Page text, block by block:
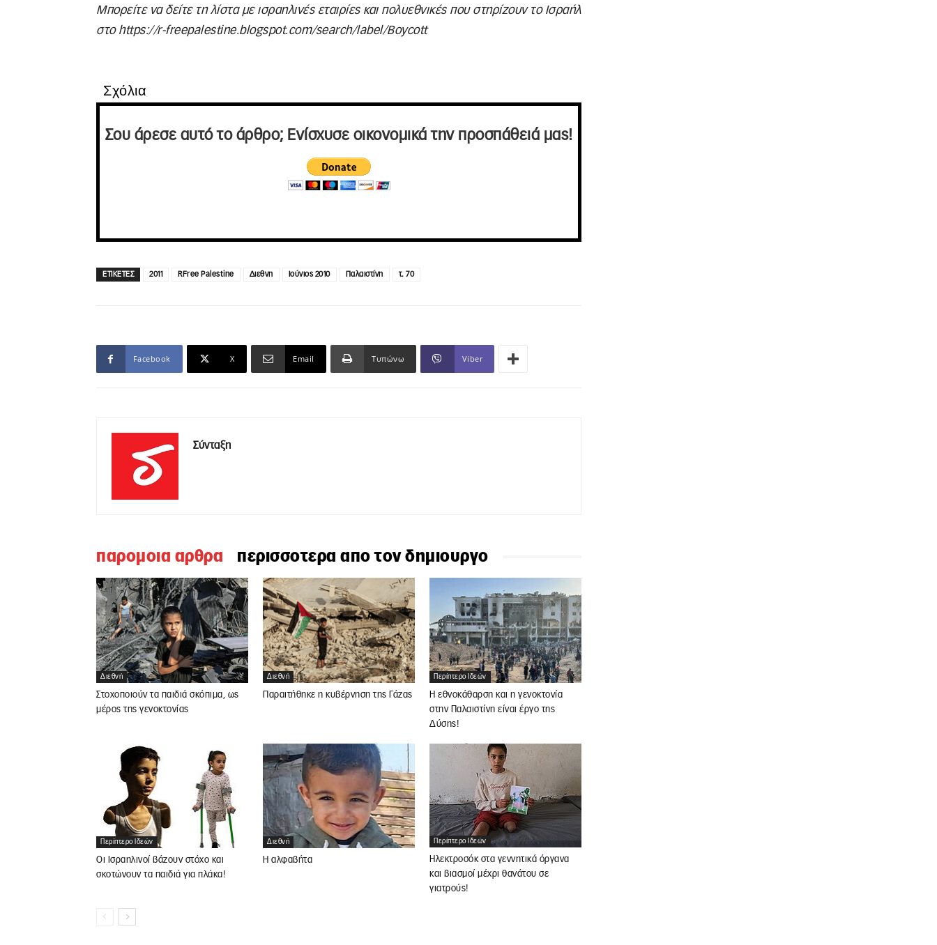
Μπορείτε να δείτε τη λίστα με ισραηλινές εταιρίες και πολυεθνικές που στηρίζουν το Ισραήλ
στο https://r-freepalestine.blogspot.com/search/label/Boycott
Σχόλια
Σου άρεσε αυτό το άρθρο; Ενίσχυσε οικονομικά την προσπάθειά μας!
ΕΤΙΚΕΤΕΣ 2011 RFree Palestine Διεθνη Ιούνιος 2010 Παλαιστίνη τ. 70
Facebook X Email Τυπώνω Viber
Σύνταξη
παρομοια αρθρα περισσοτερα απο τον δημιουργο
Διεθνή
Στοχοποιούν τα παιδιά σκόπιμα, ως
μέρος της γενοκτονίας
Διεθνή
Παραιτήθηκε η κυβέρνηση της Γάζας
Περίπτερο Ιδεών
Η εθνοκάθαρση και η γενοκτονία
στην Παλαιστίνη είναι έργο της
Δύσης!
Περίπτερο Ιδεών
Οι Ισραηλινοί βάζουν στόχο και
σκοτώνουν τα παιδιά για πλάκα!
Διεθνή
Η αλφαβήτα
Περίπτερο Ιδεών
Ηλεκτροσόκ στα γεννητικά όργανα
και βιασμοί μέχρι θανάτου σε
γιατρούς!